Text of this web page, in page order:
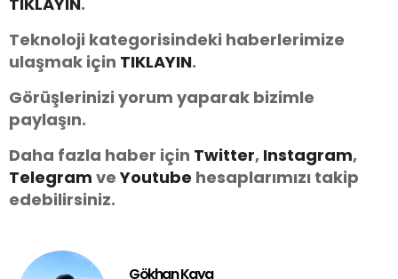
Teknoloji kategorisindeki haberlerimize
ulaşmak için TIKLAYIN.
Görüşlerinizi yorum yaparak bizimle
paylaşın.
Daha fazla haber için Twitter, Instagram,
Telegram veYoutube hesaplarımızı takip
edebilirsiniz.
Gökhan Kaya